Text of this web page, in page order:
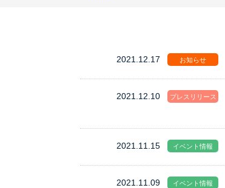
2021.12.17 お知らせ
2021.12.10 プレスリリース
2021.11.15 イベント情報
2021.11.09 イベント情報